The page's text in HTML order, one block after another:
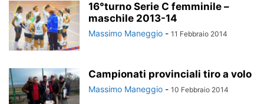
16°turno Serie C femminile –
maschile 2013-14
Massimo Maneggio - 11 Febbraio 2014
Campionati provinciali tiro a volo
Massimo Maneggio - 10 Febbraio 2014